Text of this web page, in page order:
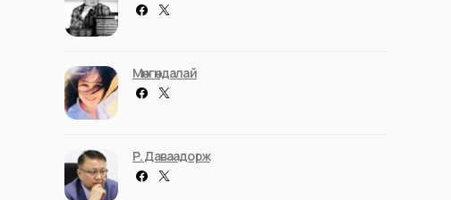
Мөнгөндалай
Р. Даваадорж